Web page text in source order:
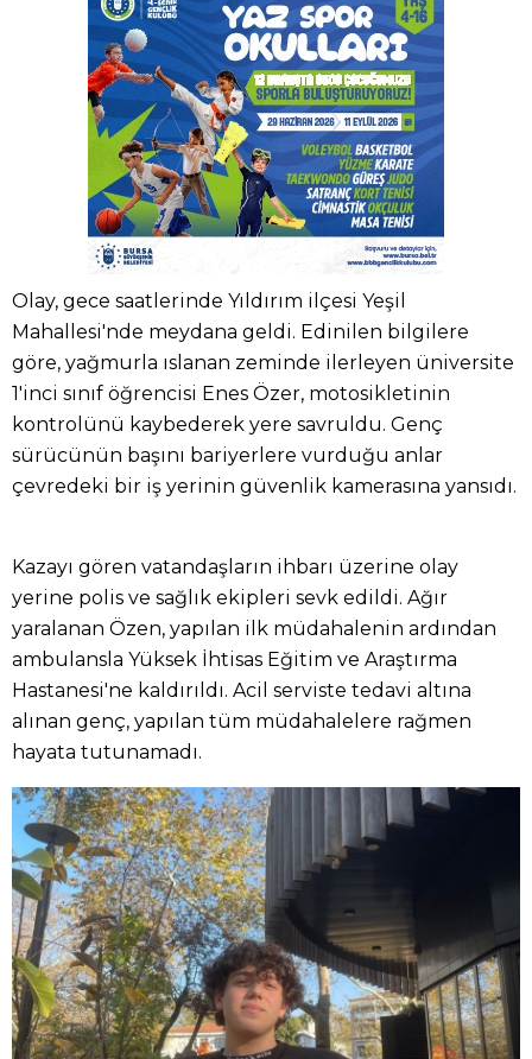
Olay, gece saatlerinde Yıldırım ilçesi Yeşil
Mahallesi'nde meydana geldi. Edinilen bilgilere
göre, yağmurla ıslanan zeminde ilerleyen üniversite
1'inci sınıf öğrencisi Enes Özer, motosikletinin
kontrolünü kaybederek yere savruldu. Genç
sürücünün başını bariyerlere vurduğu anlar
çevredeki bir iş yerinin güvenlik kamerasına yansıdı.
Kazayı gören vatandaşların ihbarı üzerine olay
yerine polis ve sağlık ekipleri sevk edildi. Ağır
yaralanan Özen, yapılan ilk müdahalenin ardından
ambulansla Yüksek İhtisas Eğitim ve Araştırma
Hastanesi'ne kaldırıldı. Acil serviste tedavi altına
alınan genç, yapılan tüm müdahalelere rağmen
hayata tutunamadı.